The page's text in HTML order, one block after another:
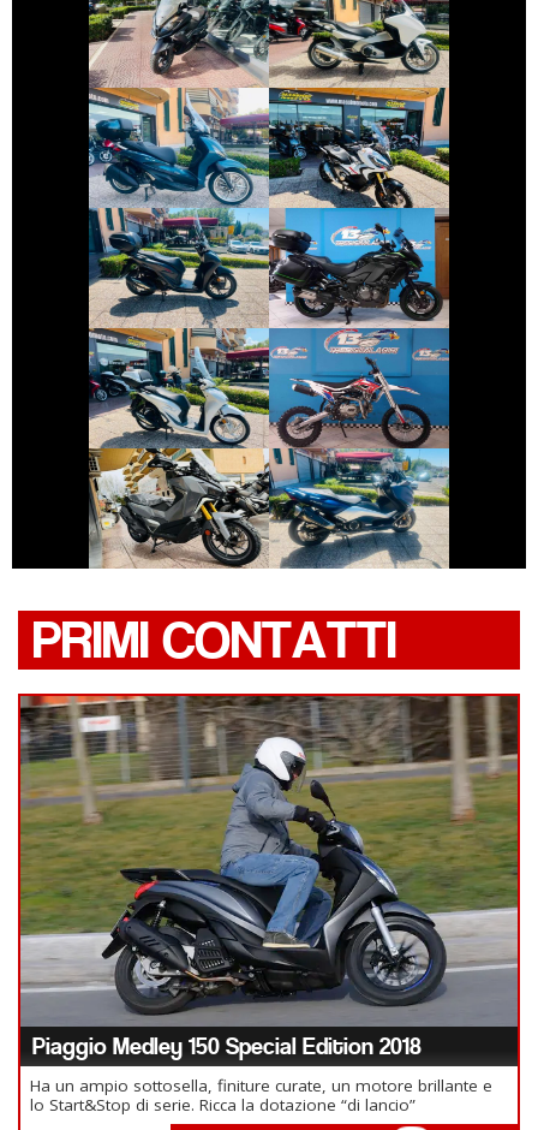
KYMCO
DOWNTOWN
HONDA INTEGRA
PIAGGIO
BEVERLY
€ 3.990 €
HONDA X-ADV
€ 9.999 €
HONDA SH
€ 3.650 €
KAWASAKI
VERSYS
€ 9.990 €
HONDA SH
€ 3.350 €
ALTRA-MARCA
ALTRO-
MODELLO
€ 1.700 €
SYM ADX-400
€ 6.990 €
YAMAHA TMAX
€ 5.790 €
PRIMI CONTATTI
Piaggio Medley 150 Special Edition 2018
Ha un ampio sottosella, finiture curate, un motore brillante e
lo Start&Stop di serie. Ricca la dotazione “di lancio”